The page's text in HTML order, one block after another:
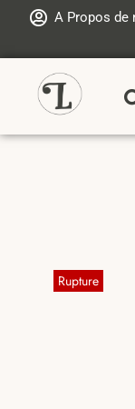
A Propos de